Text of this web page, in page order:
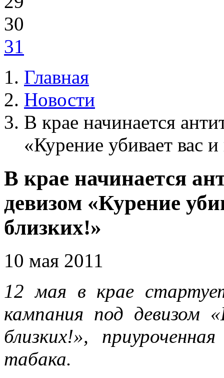
30
31
Главная
Новости
В крае начинается
«Курение убивает вас
В крае начинается
девизом «Курение
близких!»
10 мая 2011
12 мая в крае
кампания под девизом
близких!»,
табака.